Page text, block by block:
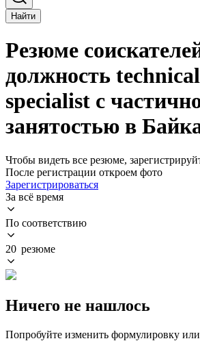
Найти
Резюме
должность
specialist с
занятостью в
Чтобы видеть все резюме,
После регистрации откроем фото
Зарегистрироваться
За всё время
По соответствию
20 резюме
Ничего не нашлось
Попробуйте изменить формулировку